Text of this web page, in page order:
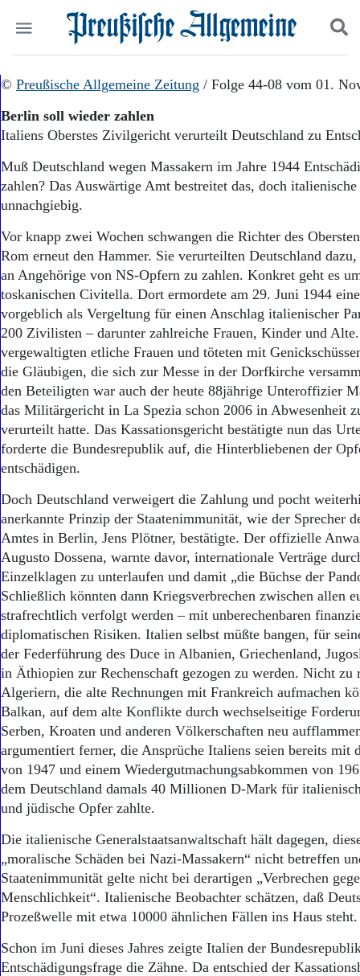
Start
Wer wir sind
Aktuelle Ausgabe
Abonnenten-Login
Abonnent werden
Abo Prämien
Archiv
Mediadaten
Politik
Wirtschaft
Panorama
Leben
Geschichte
Berlin-Brandenburg
Schlesien
Danzig und Westpreußen
Bücher
Impressum
Datenschutz
Suchen und finden
© Preußische Allgemeine Zeitung / Folge 44-08 vom 01.
Berlin soll wieder zahlen
Italiens Oberstes Zivilgericht verurteilt Deutschland zu
Muß Deutschland wegen Massakern im Jahre 1944
zahlen? Das Auswärtige Amt bestreitet das, doch
unnachgiebig.
Vor knapp zwei Wochen schwangen die Richter des
Rom erneut den Hammer. Sie verurteilten Deutschland
an Angehörige von NS-Opfern zu zahlen. Konkret geht es
toskanischen Civitella. Dort ermordete am 29. Juni 1944
vorgeblich als Vergeltung für einen Anschlag italienischer
200 Zivilisten – darunter zahlreiche Frauen, Kinder und
vergewaltigten etliche Frauen und töteten mit
die Gläubigen, die sich zur Messe in der Dorfkirche
den Beteiligten war auch der heute 88jährige Unteroffizier
das Militärgericht in La Spezia schon 2006 in Abwesenheit
verurteilt hatte. Das Kassationsgericht bestätigte nun das
forderte die Bundesrepublik auf, die Hinterbliebenen der
entschädigen.
Doch Deutschland verweigert die Zahlung und pocht
anerkannte Prinzip der Staatenimmunität, wie der Sprecher
Amtes in Berlin, Jens Plötner, bestätigte. Der offizielle
Augusto Dossena, warnte davor, internationale Verträge
Einzelklagen zu unterlaufen und damit „die Büchse der
Schließlich könnten dann Kriegsverbrechen zwischen allen
strafrechtlich verfolgt werden – mit unberechenbaren
diplomatischen Risiken. Italien selbst müßte bangen, für
der Federführung des Duce in Albanien, Griechenland,
in Äthiopien zur Rechenschaft gezogen zu werden. Nicht zu
Algeriern, die alte Rechnungen mit Frankreich aufmachen
Balkan, auf dem alte Konflikte durch wechselseitige
Serben, Kroaten und anderen Völkerschaften neu
argumentiert ferner, die Ansprüche Italiens seien bereits mit
von 1947 und einem Wiedergutmachungsabkommen von
dem Deutschland damals 40 Millionen D-Mark für
und jüdische Opfer zahlte.
Die italienische Generalstaatsanwaltschaft hält dagegen,
„moralische Schäden bei Nazi-Massakern“ nicht betreffen
Staatenimmunität gelte nicht bei derartigen „Verbrechen
Menschlichkeit“. Italienische Beobachter schätzen, daß
Prozeßwelle mit etwa 10000 ähnlichen Fällen ins Haus steht.
Schon im Juni dieses Jahres zeigte Italien der
Entschädigungsfrage die Zähne. Da entschied der